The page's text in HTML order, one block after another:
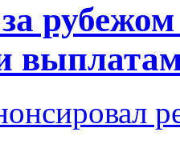
рубежом